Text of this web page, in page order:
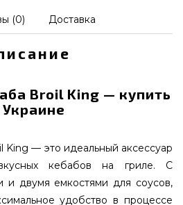
(0) Доставка
Broil King — купить
Украине
King — это идеальный аксессуар
кебабов на гриле. С
и двумя емкостями для соусов,
удобство в процессе